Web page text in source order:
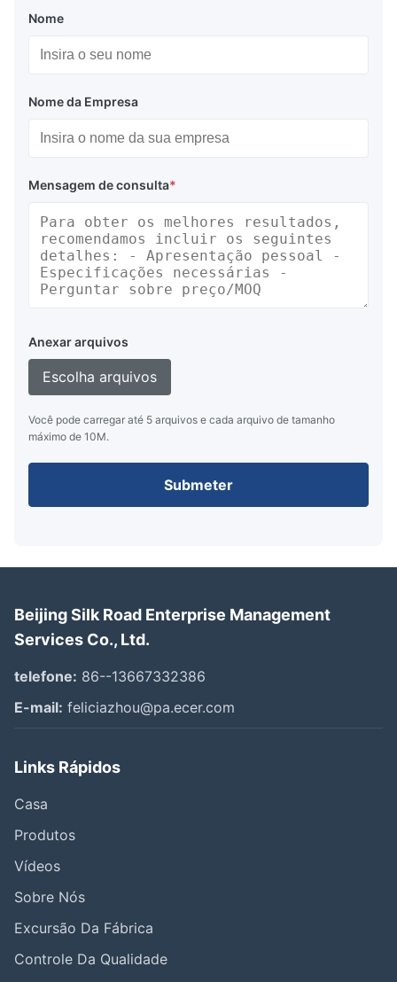
Nome
Nome da Empresa
Mensagem de consulta*
Anexar arquivos
Escolha arquivos
Você pode carregar até 5 arquivos e cada arquivo de tamanho
máximo de 10M.
Submeter
Beijing Silk Road Enterprise Management
Services Co., Ltd.
telefone: 86--13667332386
E-mail: feliciazhou@pa.ecer.com
Links Rápidos
Casa
Produtos
Vídeos
Sobre Nós
Excursão Da Fábrica
Controle Da Qualidade